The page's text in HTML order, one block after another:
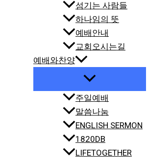
섬기는 사람들
하나임의 뜻
예배안내
교회오시는길
예배와찬양
주일예배
말씀나눔
ENGLISH SERMON
1820DB
LIFETOGETHER